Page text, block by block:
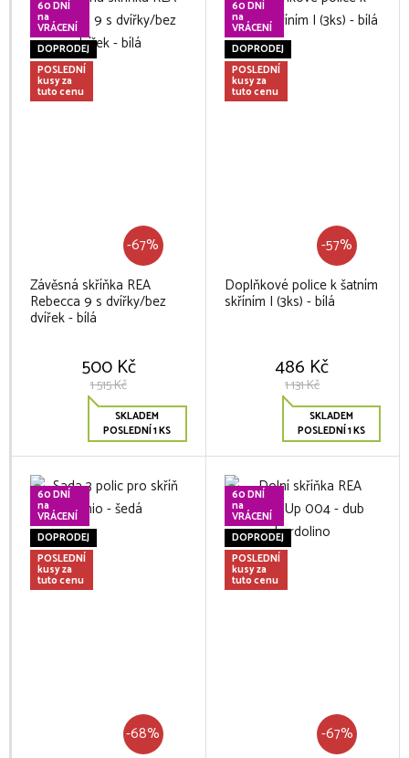
60 DNÍ
na
VRÁCENÍ
DOPRODEJ
POSLEDNÍ
kusy za
tuto cenu
-67%
Závěsná skříňka REA
Rebecca 9 s dvířky/bez
dvířek - bílá
500 Kč
1 515 Kč
SKLADEM
POSLEDNÍ 1 KS
60 DNÍ
na
VRÁCENÍ
DOPRODEJ
POSLEDNÍ
kusy za
tuto cenu
-57%
Doplňkové police k šatním
skříním I (3ks) - bílá
486 Kč
1 131 Kč
SKLADEM
POSLEDNÍ 1 KS
60 DNÍ
na
VRÁCENÍ
DOPRODEJ
POSLEDNÍ
kusy za
tuto cenu
-68%
60 DNÍ
na
VRÁCENÍ
DOPRODEJ
POSLEDNÍ
kusy za
tuto cenu
-67%